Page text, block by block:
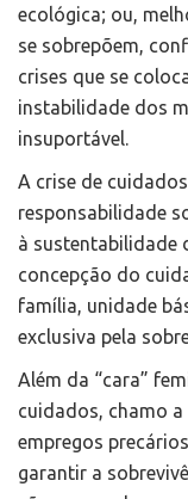
ecológica; ou,
se sobrepõem,
crises que se
instabilidade dos
insuportável.
A crise de
responsabilidade
à sustentabilidade
concepção do
família, unidade
exclusiva pela
Além da “cara”
cuidados, chamo
empregos
garantir a